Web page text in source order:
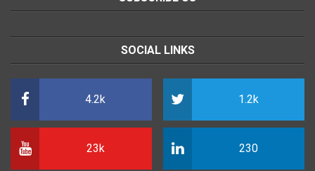
SOCIAL LINKS
4.2k 1.2k
23k 230